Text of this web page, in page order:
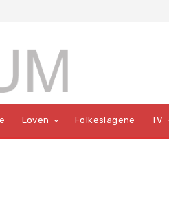
Loven Folkeslagene TV